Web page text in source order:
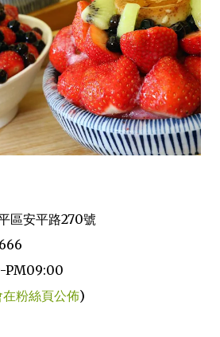
安平路270號
PM09:00
在粉絲頁公佈)